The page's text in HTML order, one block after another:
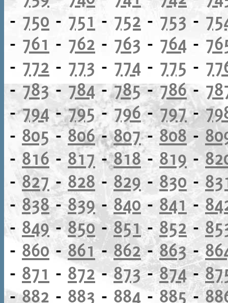
- 750 - 751 - 752 - 753 -
- 761 - 762 - 763 - 764 -
- 772 - 773 - 774 - 775 -
-783-784-785-786-
-794-795-796-797-
- 805 -806-807-808-
- 816- 817 -818-819 -
-827-828 - 829 - 830 -
- 838-839-840 - 841 -
- 849-850-851- 852-
- 860 -861- 862-863-
- 871 - 872-873-874-
-882 - 883 - 884- 885-